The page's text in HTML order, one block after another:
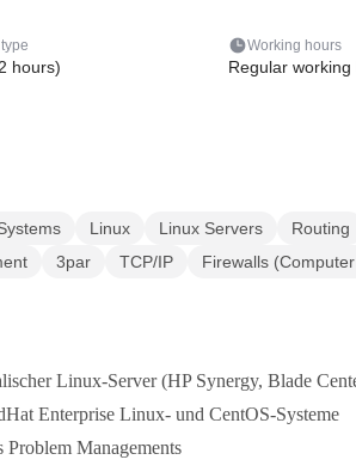
hours)
Working hours
Regular working
Linux Linux Servers
Routing
3par TCP/IP
Firewalls
Linux-Server (HP Synergy, Blade
Enterprise Linux- und CentOS-Systeme
Managements